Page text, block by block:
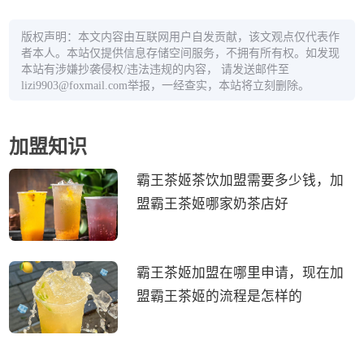
版权声明：本文内容由互联网用户自发贡献，该文观点仅代表作
者本人。本站仅提供信息存储空间服务，不拥有所有权。如发现
本站有涉嫌抄袭侵权/违法违规的内容， 请发送邮件至
lizi9903@foxmail.com举报，一经查实，本站将立刻删除。
加盟知识
霸王茶姬茶饮加盟需要多少钱，加
盟霸王茶姬哪家奶茶店好
霸王茶姬加盟在哪里申请，现在加
盟霸王茶姬的流程是怎样的